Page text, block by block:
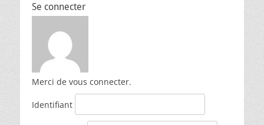
Se connecter
Merci de vous connecter.
Identifiant